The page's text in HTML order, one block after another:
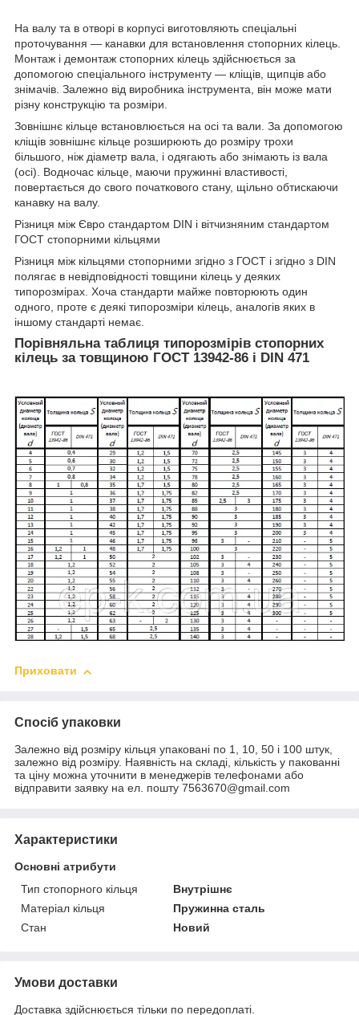
На валу та в отворі в корпусі виготовляють спеціальні
проточування — канавки для встановлення стопорних кілець.
Монтаж і демонтаж стопорних кілець здійснюється за
допомогою спеціального інструменту — кліщів, щипців або
знімачів. Залежно від виробника інструмента, він може мати
різну конструкцію та розміри.
Зовнішнє кільце встановлюється на осі та вали. За допомогою
кліщів зовнішнє кільце розширюють до розміру трохи
більшого, ніж діаметр вала, і одягають або знімають із вала
(осі). Водночас кільце, маючи пружинні властивості,
повертається до свого початкового стану, щільно обтискаючи
канавку на валу.
Різниця між Євро стандартом DIN і вітчизняним стандартом
ГОСТ стопорними кільцями
Різниця між кільцями стопорними згідно з ГОСТ і згідно з DIN
полягає в невідповідності товщини кілець у деяких
типорозмірах. Хоча стандарти майже повторюють один
одного, проте є деякі типорозміри кілець, аналогів яких в
іншому стандарті немає.
Порівняльна таблиця типорозмірів стопорних
кілець за товщиною ГОСТ 13942-86 і DIN 471
Приховати
Спосіб упаковки
Залежно від розміру кільця упаковані по 1, 10, 50 і 100 штук,
залежно від розміру. Наявність на складі, кількість у пакованні
та ціну можна уточнити в менеджерів телефонами або
відправити заявку на ел. пошту 7563670@gmail.com
Характеристики
Основні атрибути
Тип стопорного кільця
Внутрішнє
Матеріал кільця
Пружинна сталь
Стан
Новий
Умови доставки
Доставка здійснюється тільки по передоплаті.